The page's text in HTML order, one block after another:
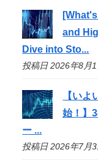
and
Dive intoSto...
投稿日 2026年8月
【い
始！】
ー ...
投稿日 2026年7月